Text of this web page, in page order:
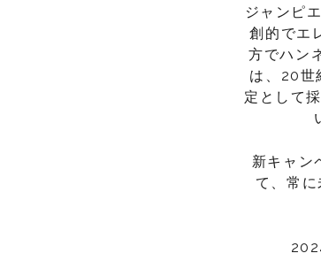
ジャンピ
創的でエ
方でハン
は、20世
定として
新キャン
て、常